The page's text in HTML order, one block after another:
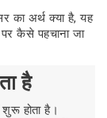
अर्थ क्या है, यह
कैसे पहचाना जा
है
होता है।